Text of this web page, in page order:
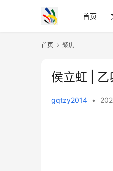
首页
首页 聚焦
侯立虹 |
gqtzy2014 •